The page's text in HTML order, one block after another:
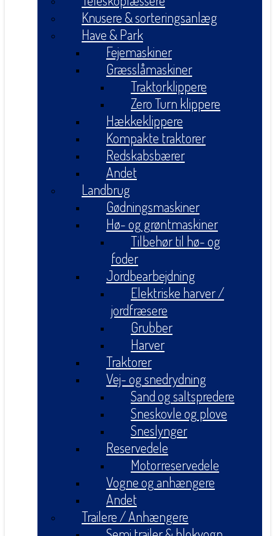
Knusere & sorteringsanlæg
Have & Park
Fejemaskiner
Græsslåmaskiner
Traktorklippere
Zero Turn klippere
Hækkeklippere
Kompakte traktorer
Redskabsbærer
Andet
Landbrug
Gødningsmaskiner
Hø- og grøntmaskiner
Tilbehør til hø- og
foder
Jordbearbejdning
Elektriske harver /
jordfræsere
Grubber
Harver
Traktorer
Vej- og snedrydning
Sand og saltspredere
Sneskovle og plove
Sneslynger
Reservedele
Motorreservedele
Vogne og anhængere
Andet
Trailere / Anhængere